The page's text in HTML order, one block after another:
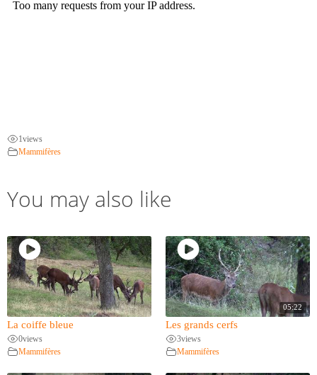
1views
Mammifères
You may also like
La coiffe bleue
0views
Mammifères
05:22
Les grands cerfs
3views
Mammifères